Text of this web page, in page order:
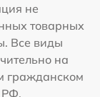
не
товарных
Все виды
на
гражданском
РФ.